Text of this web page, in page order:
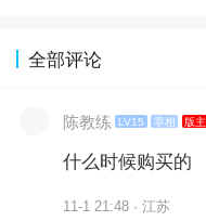
全部评论
陈教练 LV15 宰相 版主
什么时候购买的
11-1 21:48 · 江苏